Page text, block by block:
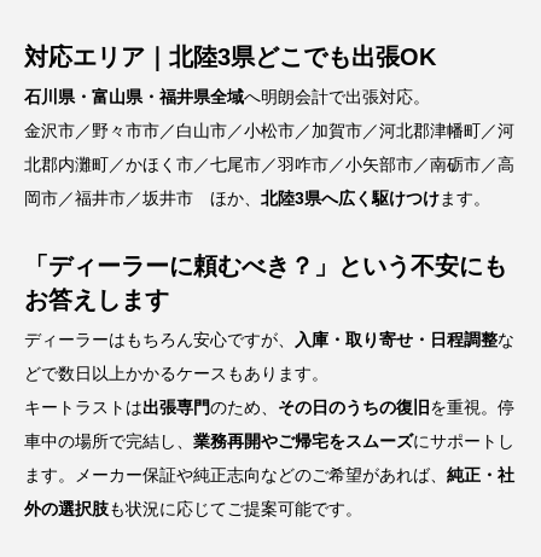
対応エリア｜北陸3県どこでも出張OK
石川県・富山県・福井県全域へ明朗会計で出張対応。
金沢市／野々市市／白山市／小松市／加賀市／河北郡津幡町／河
北郡内灘町／かほく市／七尾市／羽咋市／小矢部市／南砺市／高
岡市／福井市／坂井市 ほか、 北陸3県へ広く駆けつけます。
「ディーラーに頼むべき？」という不安にも
お答えします
ディーラーはもちろん安心ですが、 入庫・取り寄せ・日程調整な
どで数日以上かかるケースもあります。
キートラストは出張専門のため、 その日のうちの復旧を重視。停
車中の場所で完結し、 業務再開やご帰宅をスムーズにサポートし
ます。メーカー保証や純正志向などのご希望があれば、 純正・社
外の選択肢も状況に応じてご提案可能です。